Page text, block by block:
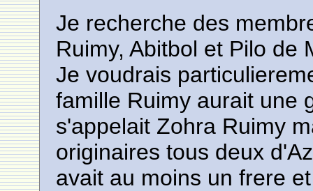
Je recherche des
Ruimy, Abitbol et Pilo de
Je voudrais
famille Ruimy aurait une
s'appelait Zohra Ruimy
originaires tous deux
avait au moins un frere